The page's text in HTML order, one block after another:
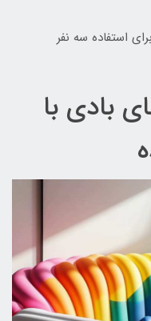
استفاده سه نفر
بادی با